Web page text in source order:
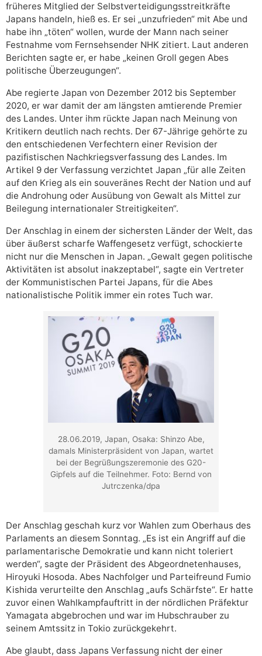
früheres Mitglied der Selbstverteidigungsstreitkräfte
Japans handeln, hieß es. Er sei „unzufrieden“ mit Abe und
habe ihn „töten“ wollen, wurde der Mann nach seiner
Festnahme vom Fernsehsender NHK zitiert. Laut anderen
Berichten sagte er, er habe „keinen Groll gegen Abes
politische Überzeugungen“.
Abe regierte Japan von Dezember 2012 bis September
2020, er war damit der am längsten amtierende Premier
des Landes. Unter ihm rückte Japan nach Meinung von
Kritikern deutlich nach rechts. Der 67-Jährige gehörte zu
den entschiedenen Verfechtern einer Revision der
pazifistischen Nachkriegsverfassung des Landes. Im
Artikel 9 der Verfassung verzichtet Japan „für alle Zeiten
auf den Krieg als ein souveränes Recht der Nation und auf
die Androhung oder Ausübung von Gewalt als Mittel zur
Beilegung internationaler Streitigkeiten“.
Der Anschlag in einem der sichersten Länder der Welt, das
über äußerst scharfe Waffengesetz verfügt, schockierte
nicht nur die Menschen in Japan. „Gewalt gegen politische
Aktivitäten ist absolut inakzeptabel“, sagte ein Vertreter
der Kommunistischen Partei Japans, für die Abes
nationalistische Politik immer ein rotes Tuch war.
28.06.2019, Japan, Osaka: Shinzo Abe,
damals Ministerpräsident von Japan, wartet
bei der Begrüßungszeremonie des G20-
Gipfels auf die Teilnehmer. Foto: Bernd von
Jutrczenka/dpa
Der Anschlag geschah kurz vor Wahlen zum Oberhaus des
Parlaments an diesem Sonntag. „Es ist ein Angriff auf die
parlamentarische Demokratie und kann nicht toleriert
werden“, sagte der Präsident des Abgeordnetenhauses,
Hiroyuki Hosoda. Abes Nachfolger und Parteifreund Fumio
Kishida verurteilte den Anschlag „aufs Schärfste“. Er hatte
zuvor einen Wahlkampfauftritt in der nördlichen Präfektur
Yamagata abgebrochen und war im Hubschrauber zu
seinem Amtssitz in Tokio zurückgekehrt.
Abe glaubt, dass Japans Verfassung nicht der einer